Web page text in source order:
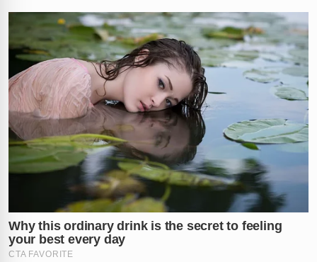
Até onde a violência urbana vai interferir nas nossas
tradições culturais mais sagradas? Você concorda com
a decisão da prefeitura de manter a festa após essa
tragédia? Comente sua opinião abaixo.
Vídeo: